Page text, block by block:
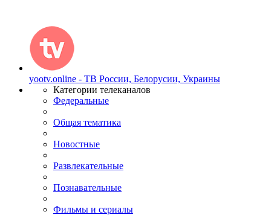
yootv.online - ТВ России, Белорусии, Украины
Категории телеканалов
Федеральные
Общая тематика
Новостные
Развлекательные
Познавательные
Фильмы и сериалы